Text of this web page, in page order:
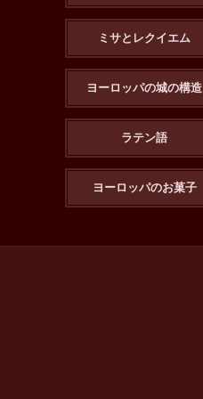
ミサとレクイエム
ヨーロッパの城の構造
ラテン語
ヨーロッパのお菓子